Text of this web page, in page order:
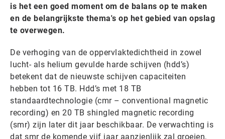
is het een goed moment om de balans op te maken
en de belangrijkste thema's op het gebied van opslag
te overwegen.
De verhoging van de oppervlaktedichtheid in zowel
lucht- als helium gevulde harde schijven (hdd’s)
betekent dat de nieuwste schijven capaciteiten
hebben tot 16 TB. Hdd’s met 18 TB
standaardtechnologie (cmr – conventional magnetic
recording) en 20 TB shingled magnetic recording
(smr) zijn later dit jaar beschikbaar. De verwachting is
dat smr de komende vijf jaar aanzienlijk zal groeien,